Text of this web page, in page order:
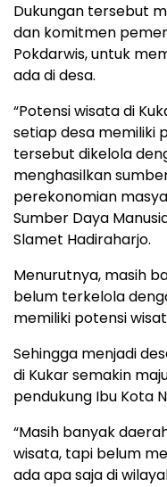
Dukungan tersebut
dan komitmen
Pokdarwis, untuk
ada di desa.
“Potensi wisata di
setiap desa memiliki
tersebut dikelola
menghasilkan
perekonomian
Sumber Daya
Slamet Hadiraharjo.
Menurutnya, masih
belum terkelola
memiliki potensi
Sehingga menjadi
di Kukar semakin
pendukung Ibu Kota
“Masih banyak
wisata, tapi belum
ada apa saja di